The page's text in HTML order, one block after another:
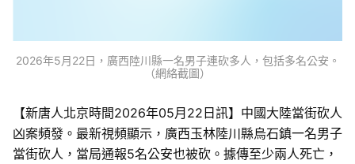
2026年5月22日，廣西陸川縣一名男子連砍多人，包括多名公安。
（網絡截圖）
【新唐人北京時間2026年05月22日訊】中國大陸當街砍人
凶案頻發。最新視頻顯示，廣西玉林陸川縣烏石鎮一名男子
當街砍人，當局通報5名公安也被砍。據傳至少兩人死亡，